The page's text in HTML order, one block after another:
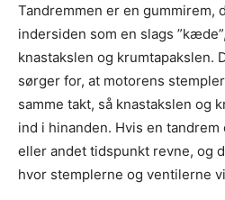
Tandremmen er en gummirem,
indersiden som en slags
knastakslen og krumtapakslen.
sørger for, at motorens
samme takt, så knastakslen og
ind i hinanden. Hvis en
eller andet tidspunkt revne, og
hvor stemplerne og ventilerne